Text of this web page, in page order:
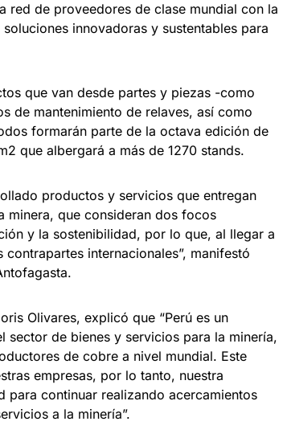
red de proveedores de clase mundial con la
innovadoras y sustentables para
que van desde partes y piezas -como
de mantenimiento de relaves, así como
formarán parte de la octava edición de
que albergará a más de 1270 stands.
productos y servicios que entregan
minera, que consideran dos focos
y la sostenibilidad, por lo que, al llegar a
internacionales”, manifestó
Olivares, explicó que “Perú es un
sector de bienes y servicios para la minería,
de cobre a nivel mundial. Este
empresas, por lo tanto, nuestra
para continuar realizando acercamientos
a la minería”.